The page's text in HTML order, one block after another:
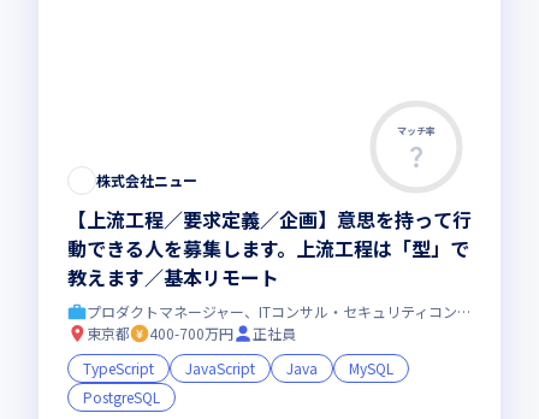
マッチ率
株式会社ニュー
【上流工程／要求定義／企画】意思を持って行
動できる人を募集します。上流工程は「型」で
教えます／基本リモート
プロダクトマネージャー、ITコンサル・セキュリティコンサル
東京都
400-700万円
正社員
TypeScript
JavaScript Java
MySQL
PostgreSQL